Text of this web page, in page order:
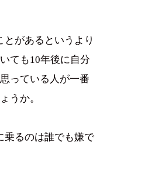
とがあるというより
ても10年後に自分
っている人が一番
うか。
乗るのは誰でも嫌で